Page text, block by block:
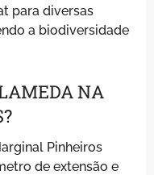
para diversas
a biodiversidade
NA
Pinheiros
de extensão e